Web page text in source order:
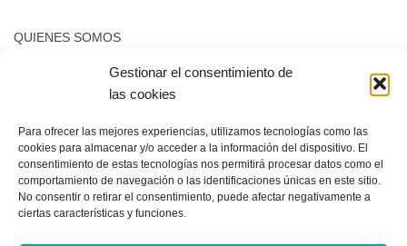
Gestionar el consentimiento de
las cookies
Para ofrecer las mejores experiencias, utilizamos tecnologías como las
cookies para almacenar y/o acceder a la información del dispositivo. El
consentimiento de estas tecnologías nos permitirá procesar datos como el
comportamiento de navegación o las identificaciones únicas en este sitio.
No consentir o retirar el consentimiento, puede afectar negativamente a
ciertas características y funciones.
QUIENES SOMOS
Quienes somos
POLÍTICA DE PRIVACIDAD
Política de privacidad